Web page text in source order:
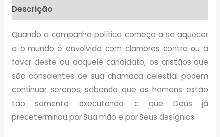
Descrição
Quando a campanha política começa a se aquecer
e o mundo é envolvido com clamores contra ou a
favor deste ou daquele candidato, os cristãos que
são conscientes de sua chamada celestial podem
continuar serenos, sabendo que os homens estão
tão somente executando o que Deus já
predeterminou por Sua mão e por Seus desígnios.